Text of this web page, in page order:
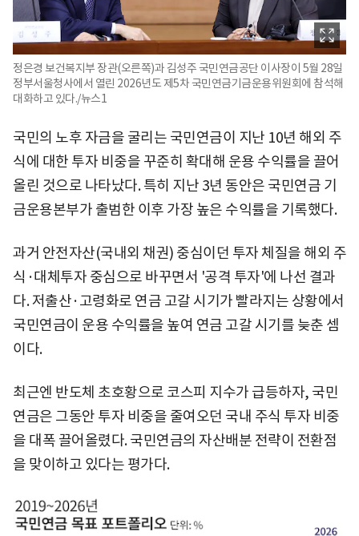
정은경 보건복지부 장관(오른쪽)과 김성주 국민연금공단 이사장이 5월 28일
정부서울청사에서 열린 2026년도 제5차 국민연금기금운용위원회에 참석해
대화하고 있다./뉴스1
국민의 노후 자금을 굴리는 국민연금이 지난 10년 해외 주
식에 대한 투자 비중을 꾸준히 확대해 운용 수익률을 끌어
올린 것으로 나타났다. 특히 지난 3년 동안은 국민연금 기
금운용본부가 출범한 이후 가장 높은 수익률을 기록했다.
과거 안전자산(국내외 채권) 중심이던 투자 체질을 해외 주
식·대체투자 중심으로 바꾸면서 '공격 투자'에 나선 결과
다. 저출산·고령화로 연금 고갈 시기가 빨라지는 상황에서
국민연금이 운용 수익률을 높여 연금 고갈 시기를 늦춘 셈
이다.
최근엔 반도체 초호황으로 코스피 지수가 급등하자, 국민
연금은 그동안 투자 비중을 줄여오던 국내 주식 투자 비중
을 대폭 끌어올렸다. 국민연금의 자산배분 전략이 전환점
을 맞이하고 있다는 평가다.